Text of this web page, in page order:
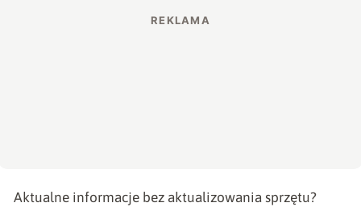
Aktualne informacje bez aktualizowania sprzętu?